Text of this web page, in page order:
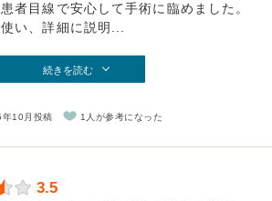
者目線で安心して手術に臨めました。
い、詳細に説明...
続きを読む
10月投稿 1人が参考になった
3.5